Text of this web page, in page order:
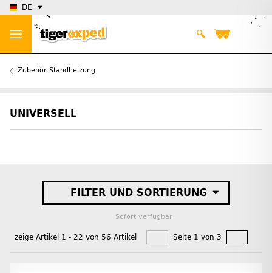
DE
Zubehör Standheizung
UNIVERSELL
FILTER UND SORTIERUNG
Sofort verfügbar
zeige Artikel 1 - 22 von 56 Artikel Seite 1 von 3